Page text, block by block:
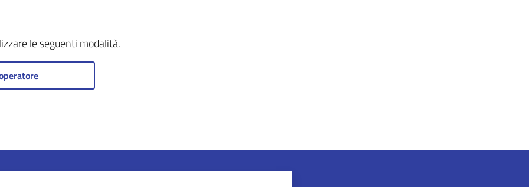
le seguenti modalità.